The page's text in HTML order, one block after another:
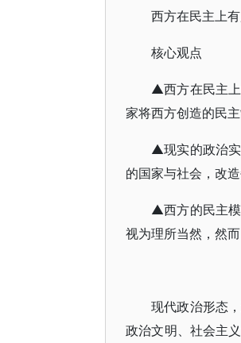
西方在民主上
核心观点
▲西方在民主
家将西方创造的民
▲现实的政治
的国家与社会，改
▲西方的民主
视为理所当然，然
现代政治形态
政治文明、社会主